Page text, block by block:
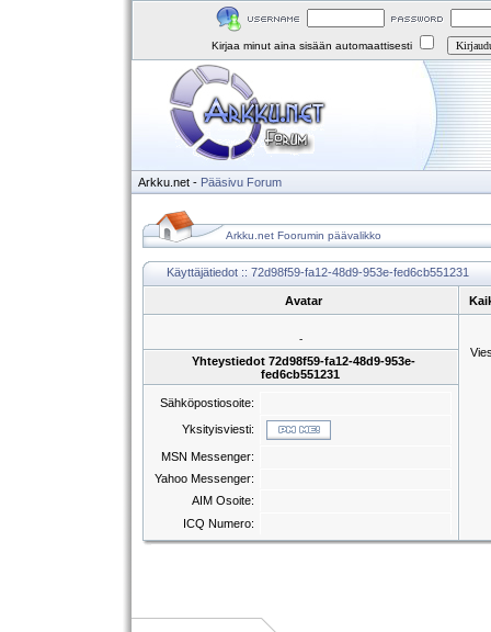
Kirjaa minut aina sisään automaattisesti
Arkku.net - Pääsivu Forum
Arkku.net Foorumin päävalikko
Käyttäjätiedot :: 72d98f59-fa12-48d9-953e-fed6cb551231
Avatar
-
Yhteystiedot 72d98f59-fa12-48d9-953e-
fed6cb551231
Sähköpostiosoite:
Yksityisviesti:
MSN Messenger:
Yahoo Messenger:
AIM Osoite:
ICQ Numero: